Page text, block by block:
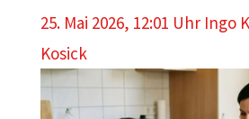
25. Mai 2026, 12:01 Uhr Ingo
Kosick